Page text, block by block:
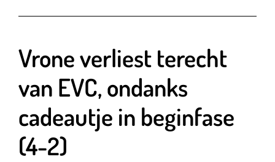
Vrone verliest terecht
van EVC, ondanks
cadeautje in beginfase
(4-2)